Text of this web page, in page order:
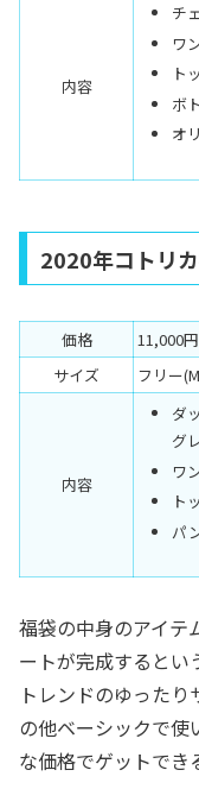
内容
チ
ワ
ト
ボ
オ
2020年コトリ
価格
11,000
サイズ
フリー
内容
ダ
グ
ワ
ト
パ
福袋の中身のアイテ
ートが完成するとい
トレンドのゆった
の他ベーシックで使
な価格でゲットでき